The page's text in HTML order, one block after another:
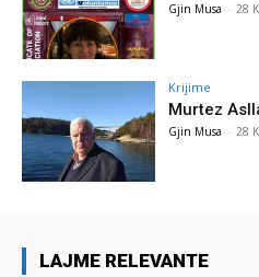
Gjin Musa - 28
Krijime
Murtez
Gjin Musa - 28
LAJME RELEVANTE